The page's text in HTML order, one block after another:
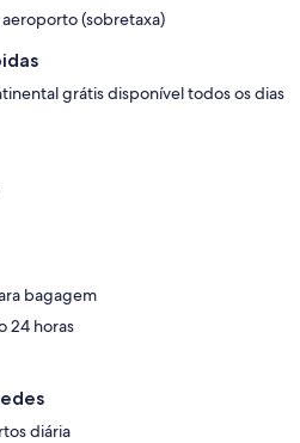
(sobretaxa)
grátis disponível todos os dias
bagagem
24 horas
diária